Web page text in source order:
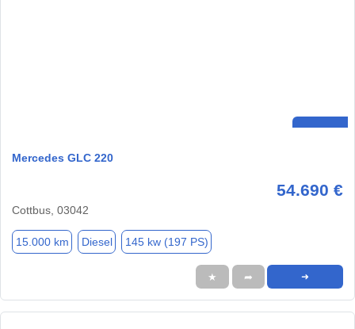
Mercedes GLC 220
54.690 €
Cottbus, 03042
15.000 km Diesel 145 kw (197 PS)
★ ➦ ➜